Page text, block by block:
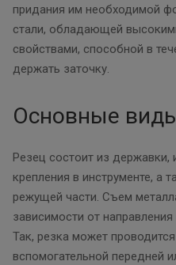
придания им необходимой
стали, обладающей
свойствами, способной в
держать заточку.
Основные
Резец состоит из
крепления в инструменте, а
режущей части. Съем
зависимости от
Так, резка может
вспомогательной передней